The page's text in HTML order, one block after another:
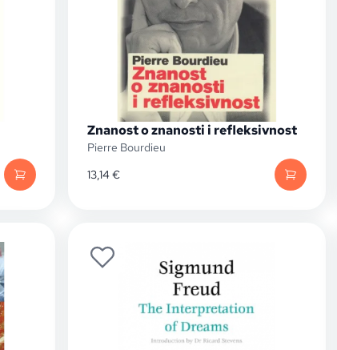
Znanost o znanosti i refleksivnost
Pierre Bourdieu
13,14 €